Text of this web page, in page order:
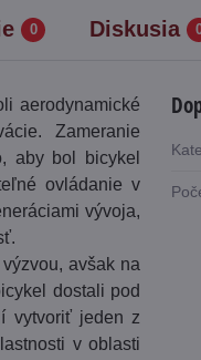
0 Diskusia
aerodynamické
Zameranie
aby bol bicykel
ovládanie v
vývoja,
avšak na
dostali pod
vytvoriť jeden z
v oblasti